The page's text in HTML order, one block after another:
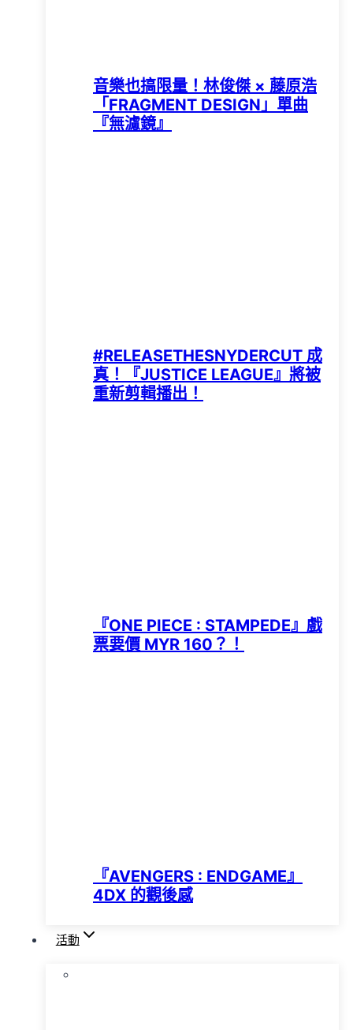
音樂也搞限量！林俊傑 × 藤原浩
「FRAGMENT DESIGN」單曲
『無濾鏡』
#RELEASETHESNYDERCUT 成
真！『JUSTICE LEAGUE』將被
重新剪輯播出！
『ONE PIECE : STAMPEDE』戲
票要價 MYR 160？！
『AVENGERS : ENDGAME』
4DX 的觀後感
活動